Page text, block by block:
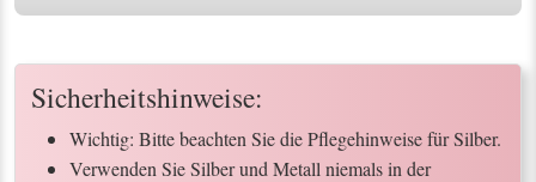
Sicherheitshinweise:
Wichtig: Bitte beachten Sie die Pflegehinweise für Silber.
Verwenden Sie Silber und Metall niemals in der